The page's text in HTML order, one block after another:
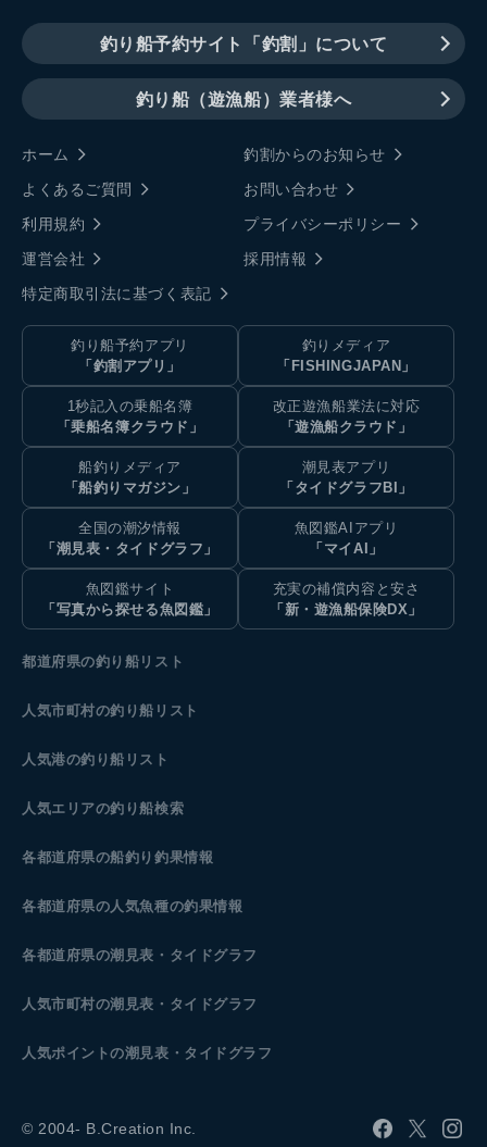
釣り船予約サイト「釣割」について
釣り船（遊漁船）業者様へ
ホーム
釣割からのお知らせ
よくあるご質問
お問い合わせ
利用規約
プライバシーポリシー
運営会社
採用情報
特定商取引法に基づく表記
釣り船予約アプリ
「釣割アプリ」
釣りメディア
「FISHINGJAPAN」
1秒記入の乗船名簿
「乗船名簿クラウド」
改正遊漁船業法に対応
「遊漁船クラウド」
船釣りメディア
「船釣りマガジン」
潮見表アプリ
「タイドグラフBI」
全国の潮汐情報
「潮見表・タイドグラフ」
魚図鑑AIアプリ
「マイAI」
魚図鑑サイト
「写真から探せる魚図鑑」
充実の補償内容と安さ
「新・遊漁船保険DX」
都道府県の釣り船リスト
人気市町村の釣り船リスト
人気港の釣り船リスト
人気エリアの釣り船検索
各都道府県の船釣り釣果情報
各都道府県の人気魚種の釣果情報
各都道府県の潮見表 ・タイドグラフ
人気市町村の潮見表・タイドグラフ
人気ポイントの潮見表・タイドグラフ
© 2004- B.Creation Inc.